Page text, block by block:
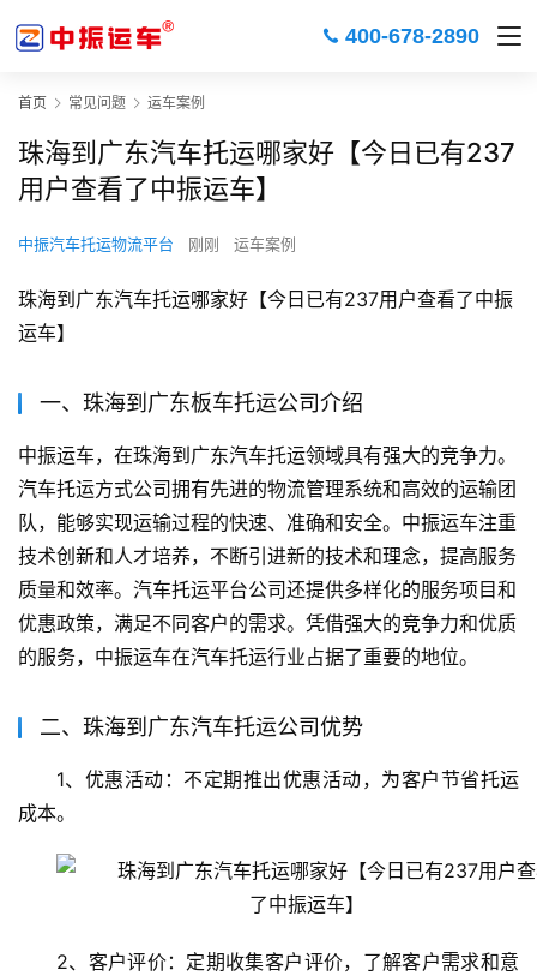
400-678-2890
首页 常见问题 运车案例
珠海到广东汽车托运哪家好【今日已有237
用户查看了中振运车】
中振汽车托运物流平台 刚刚 运车案例
珠海到广东汽车托运哪家好【今日已有237用户查看了中振
运车】
一、珠海到广东板车托运公司介绍
中振运车，在珠海到广东汽车托运领域具有强大的竞争力。
汽车托运方式公司拥有先进的物流管理系统和高效的运输团
队，能够实现运输过程的快速、准确和安全。中振运车注重
技术创新和人才培养，不断引进新的技术和理念，提高服务
质量和效率。汽车托运平台公司还提供多样化的服务项目和
优惠政策，满足不同客户的需求。凭借强大的竞争力和优质
的服务，中振运车在汽车托运行业占据了重要的地位。
二、珠海到广东汽车托运公司优势
1、优惠活动：不定期推出优惠活动，为客户节省托运
成本。
2、客户评价：定期收集客户评价，了解客户需求和意